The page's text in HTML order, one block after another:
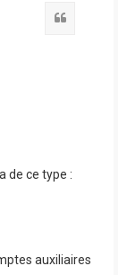
de ce type :
auxiliaires